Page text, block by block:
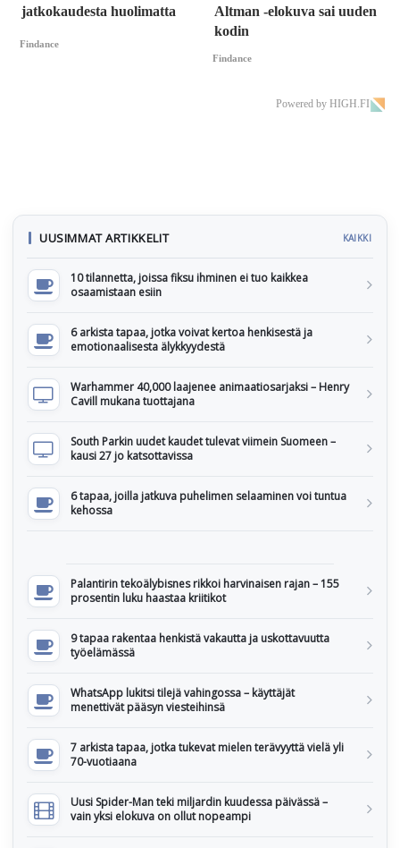
jatkokaudesta huolimatta
Findance
Altman -elokuva sai uuden
kodin
Findance
Powered by HIGH.FI
UUSIMMAT ARTIKKELIT KAIKKI
10 tilannetta, joissa fiksu ihminen ei tuo kaikkea
osaamistaan esiin
6 arkista tapaa, jotka voivat kertoa henkisestä ja
emotionaalisesta älykkyydestä
Warhammer 40,000 laajenee animaatiosarjaksi – Henry
Cavill mukana tuottajana
South Parkin uudet kaudet tulevat viimein Suomeen –
kausi 27 jo katsottavissa
6 tapaa, joilla jatkuva puhelimen selaaminen voi tuntua
kehossa
Palantirin tekoälybisnes rikkoi harvinaisen rajan – 155
prosentin luku haastaa kriitikot
9 tapaa rakentaa henkistä vakautta ja uskottavuutta
työelämässä
WhatsApp lukitsi tilejä vahingossa – käyttäjät
menettivät pääsyn viesteihinsä
7 arkista tapaa, jotka tukevat mielen terävyyttä vielä yli
70-vuotiaana
Uusi Spider-Man teki miljardin kuudessa päivässä –
vain yksi elokuva on ollut nopeampi